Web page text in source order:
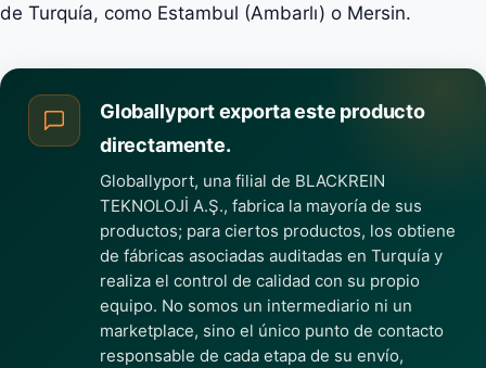
de Turquía, como Estambul (Ambarlı) o Mersin.
Globallyport exporta este producto
directamente.
Globallyport, una filial de BLACKREIN
TEKNOLOJİ A.Ş., fabrica la mayoría de sus
productos; para ciertos productos, los obtiene
de fábricas asociadas auditadas en Turquía y
realiza el control de calidad con su propio
equipo. No somos un intermediario ni un
marketplace, sino el único punto de contacto
responsable de cada etapa de su envío,